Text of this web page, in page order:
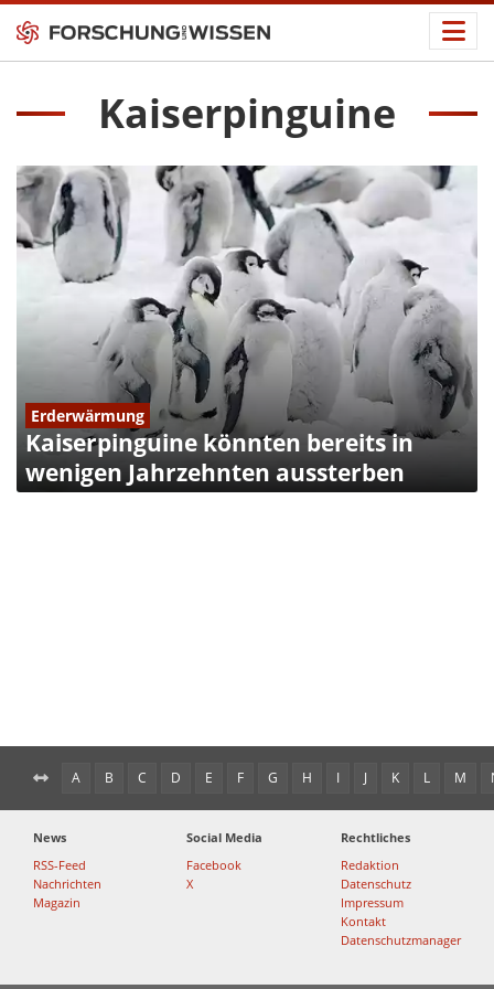
Kaiserpinguine
Erderwärmung
Kaiserpinguine könnten bereits in
wenigen Jahrzehnten aussterben
A B C D E F G H I J K L M
News
RSS-Feed
Nachrichten
Magazin
Social Media
Facebook
X
Rechtliches
Redaktion
Datenschutz
Impressum
Kontakt
Datenschutzmanager